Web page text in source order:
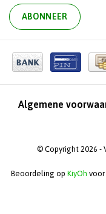
ABONNEER
Algemene
© Copyright 2026 -
Beoordeling op KiyOh voor